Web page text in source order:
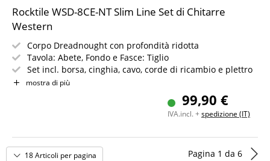
Rocktile WSD-8CE-NT Slim Line Set di Chitarre
Western
Corpo Dreadnought con profondità ridotta
Tavola: Abete, Fondo e Fasce: Tiglio
Set incl. borsa, cinghia, cavo, corde di ricambio e plettro
Manico/tastiera: Noce / Okoume
Sistema pickup con equalizzatore a 4 bande
mostra di più
99,90 €
IVA.incl. +spedizione (IT)
18 Articoli per pagina Pagina 1 da 6